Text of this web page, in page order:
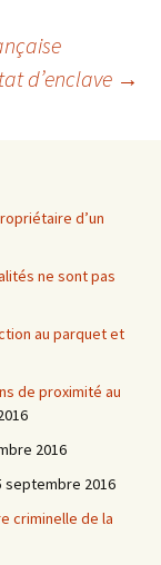
d’enclave →
d’un
ne sont pas
au parquet et
de proximité au
2016
septembre 2016
criminelle de la